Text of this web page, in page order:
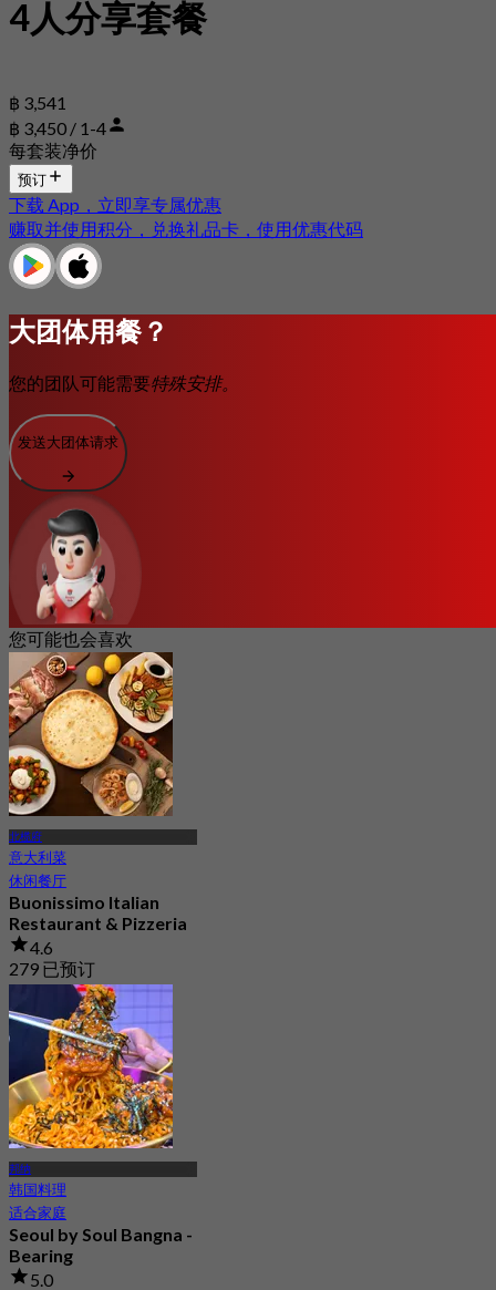
4人分享套餐
฿ 3,541
฿ 3,450 / 1-4
每套装净价
预订
下载 App，立即享专属优惠
赚取并使用积分，兑换礼品卡，使用优惠代码
大团体用餐？
您的团队可能需要特殊安排。
发送大团体请求
您可能也会喜欢
北榄府
意大利菜
休闲餐厅
Buonissimo Italian
Restaurant & Pizzeria
4.6
279 已预订
฿ 492
邦纳
韩国料理
适合家庭
Seoul by Soul Bangna -
Bearing
5.0